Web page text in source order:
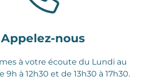
Appelez-nous
à votre écoute du Lundi au
9h à 12h30 et de 13h30 à 17h30.